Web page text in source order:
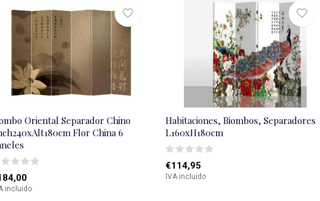
Oriental Separador Chino
Flor China 6
incluido
Habitaciones, Biombos, Separadores
L160xH180cm
€114,95
IVA incluido